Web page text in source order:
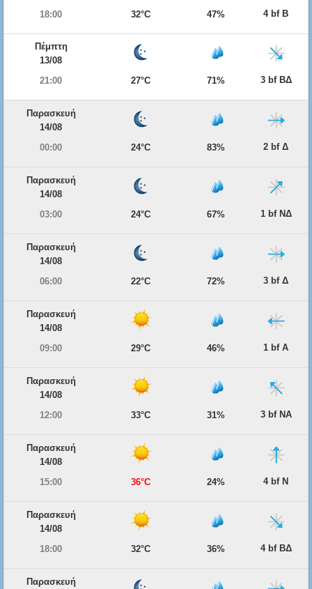
18:00
32°C 47% 4 bf Β
Πέμπτη
13/08
21:00
27°C 71% 3 bf ΒΔ
Παρασκευή
14/08
00:00
24°C 83% 2 bf Δ
Παρασκευή
14/08
03:00
24°C 67% 1 bf ΝΔ
Παρασκευή
14/08
06:00
22°C 72% 3 bf Δ
Παρασκευή
14/08
09:00
29°C 46% 1 bf Α
Παρασκευή
14/08
12:00
33°C 31% 3 bf ΝΑ
Παρασκευή
14/08
15:00
36°C 24% 4 bf Ν
Παρασκευή
14/08
18:00
32°C 36% 4 bf ΒΔ
Παρασκευή